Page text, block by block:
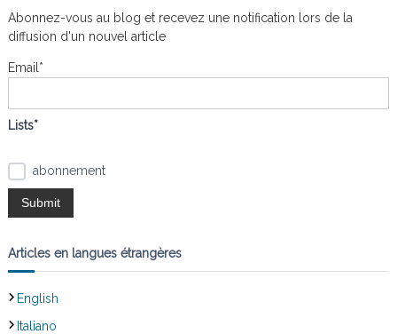
t
i
o
n
d
l
’
c
h
e
r
r
Abonnez-vous au blog et recevez une notification lors de la
diffusion d'un nouvel article
Email*
Lists*
abonnement
Articles en langues étrangères
English
Italiano